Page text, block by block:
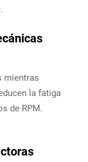
mientras
la fatiga
de RPM.